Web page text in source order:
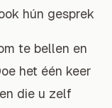
hún gesprek
te bellen en
het één keer
die u zelf